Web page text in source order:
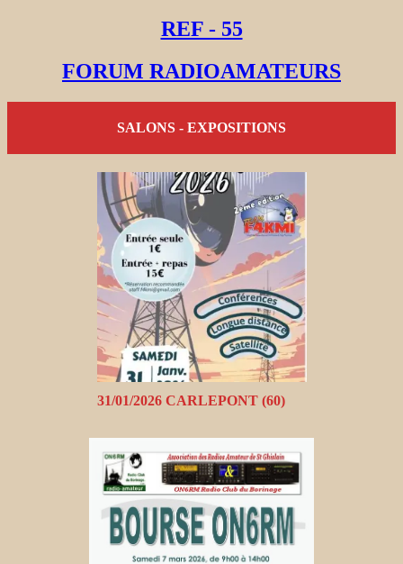
REF - 55
FORUM RADIOAMATEURS
SALONS - EXPOSITIONS
31/01/2026 CARLEPONT (60)